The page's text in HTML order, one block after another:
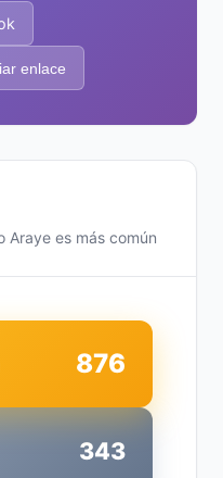
enlace
Araye es más común
343
876